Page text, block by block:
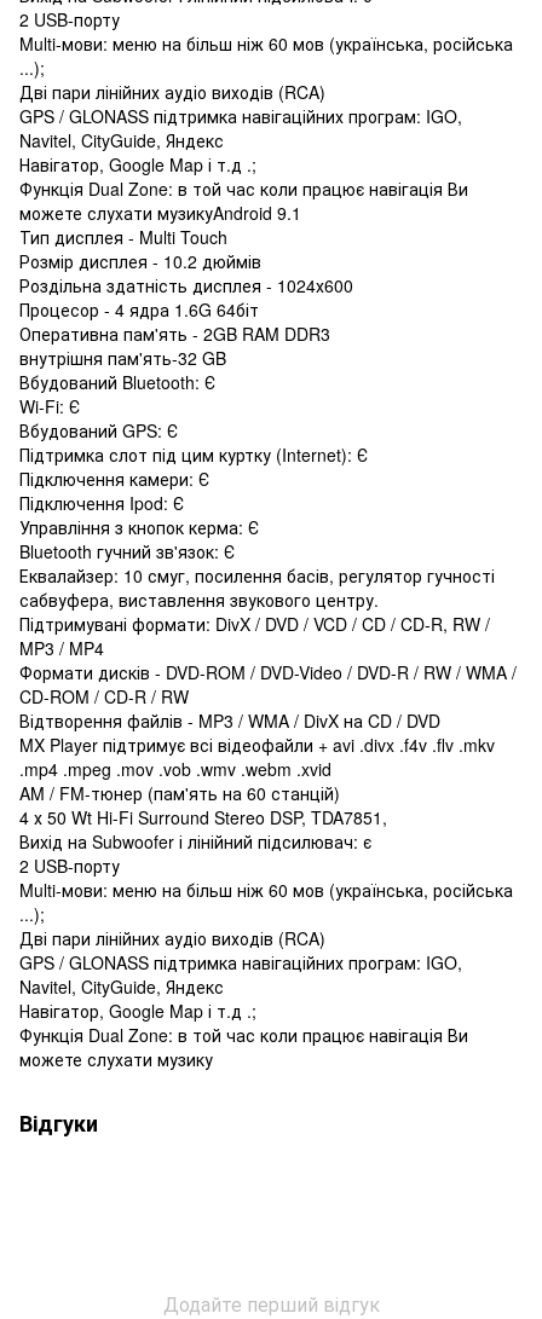
2 USB-порту
Multi-мови: меню на більш ніж 60 мов (українська, російська
...);
Дві пари лінійних аудіо виходів (RCA)
GPS / GLONASS підтримка навігаційних програм: IGO,
Navitel, CityGuide, Яндекс
Навігатор, Google Map і т.д .;
Функція Dual Zone: в той час коли працює навігація Ви
можете слухати музикуAndroid 9.1
Тип дисплея - Multi Touch
Розмір дисплея - 10.2 дюймів
Роздільна здатність дисплея - 1024х600
Процесор - 4 ядра 1.6G 64біт
Оперативна пам'ять - 2GB RAM DDR3
внутрішня пам'ять-32 GB
Вбудований Bluetooth: Є
Wi-Fi: Є
Вбудований GPS: Є
Підтримка слот під цим куртку (Internet): Є
Підключення камери: Є
Підключення Ipod: Є
Управління з кнопок керма: Є
Bluetooth гучний зв'язок: Є
Еквалайзер: 10 смуг, посилення басів, регулятор гучності
сабвуфера, виставлення звукового центру.
Підтримувані формати: DivX / DVD / VCD / CD / CD-R, RW /
MP3 / MP4
Формати дисків - DVD-ROM / DVD-Video / DVD-R / RW / WMA /
CD-ROM / CD-R / RW
Відтворення файлів - MP3 / WMA / DivX на CD / DVD
MX Player підтримує всі відеофайли + avi .divx .f4v .flv .mkv
.mp4 .mpeg .mov .vob .wmv .webm .xvid
AM / FM-тюнер (пам'ять на 60 станцій)
4 х 50 Wt Hi-Fi Surround Stereo DSP, TDA7851,
Вихід на Subwoofer і лінійний підсилювач: є
2 USB-порту
Multi-мови: меню на більш ніж 60 мов (українська, російська
...);
Дві пари лінійних аудіо виходів (RCA)
GPS / GLONASS підтримка навігаційних програм: IGO,
Navitel, CityGuide, Яндекс
Навігатор, Google Map і т.д .;
Функція Dual Zone: в той час коли працює навігація Ви
можете слухати музику
Відгуки
Додайте перший відгук